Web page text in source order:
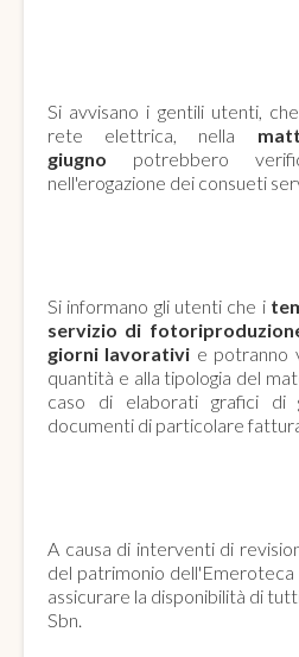
Si avvisano i gentili utenti,
rete elettrica, nella
giugno potrebbero
nell'erogazione dei consueti
Si informano gli utenti che i
servizio di
giorni lavorativi e potranno
quantità e alla tipologia del
caso di elaborati grafici
documenti di particolare
A causa di interventi di
del patrimonio dell'Emeroteca
assicurare la disponibilità di
Sbn.